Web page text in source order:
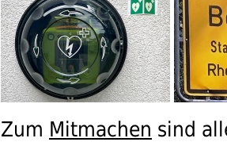
Zum Mitmachen sind